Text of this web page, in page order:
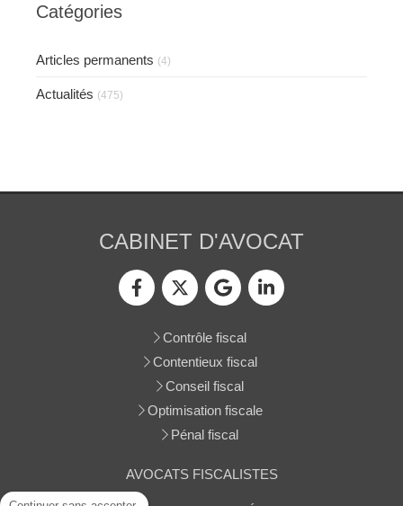
Catégories
Articles permanents (4)
Actualités (475)
CABINET D'AVOCAT
Contrôle fiscal
Contentieux fiscal
Conseil fiscal
Optimisation fiscale
Pénal fiscal
AVOCATS FISCALISTES